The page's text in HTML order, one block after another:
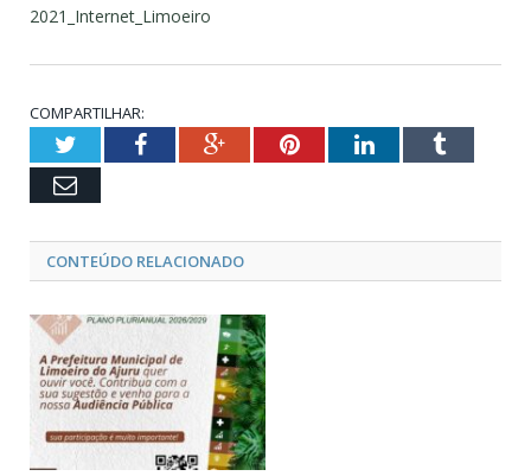
2021_Internet_Limoeiro
COMPARTILHAR:
TwitterFacebookGoogle+PinterestLinkedInTumblr
Email
CONTEÚDO RELACIONADO